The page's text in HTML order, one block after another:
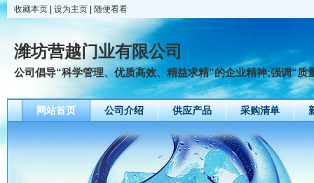
收藏本页 设为主页 随便看看
潍坊营越门业有限公司
公司倡导“科学管理、优质高效、精益求精”的企业精神;强调“质
网站首页 公司介绍 供应产品 采购清单